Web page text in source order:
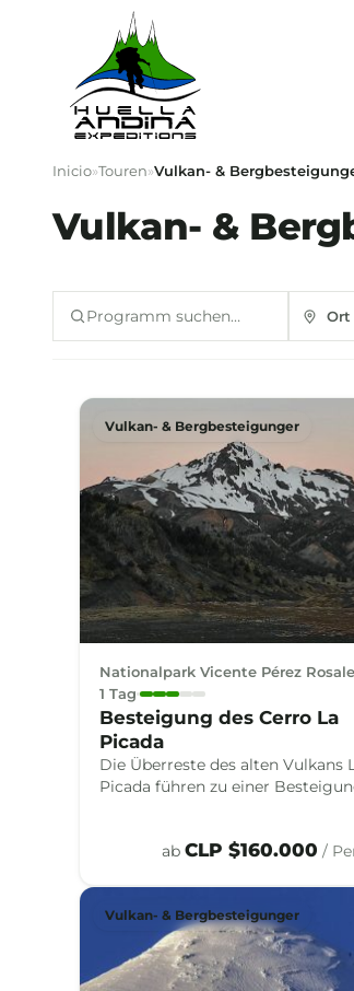
Inicio»Touren»Vulkan- &
Vulkan- &
Vulkan- & Bergbesteigunger
Nationalpark Vicente Pérez
1 Tag
Besteigung des Cerro La
Picada
Die Überreste des alten Vulkans
Picada führen zu einer
mit weiten Blicken auf den
ab CLP $160.000 /
Vulkan- & Bergbesteigunger